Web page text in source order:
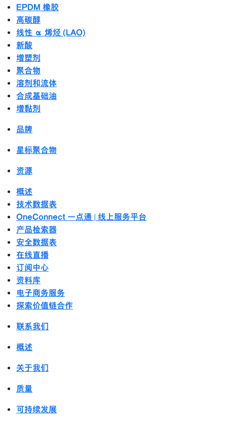
EPDM 橡胶
高碳醇
线性 α 烯烃 (LAO)
新酸
增塑剂
聚合物
溶剂和流体
合成基础油
增黏剂
品牌
星标聚合物
资源
概述
技术数据表
OneConnect 一点通 | 线上服务平台
产品检索器
安全数据表
在线直播
订阅中心
资料库
电子商务服务
探索价值链合作
联系我们
概述
关于我们
质量
可持续发展